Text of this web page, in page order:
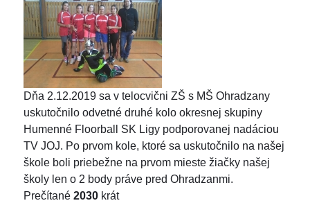
Dňa 2.12.2019 sa v telocvični ZŠ s MŠ Ohradzany
uskutočnilo odvetné druhé kolo okresnej skupiny
Humenné Floorball SK Ligy podporovanej nadáciou
TV JOJ. Po prvom kole, ktoré sa uskutočnilo na našej
škole boli priebežne na prvom mieste žiačky našej
školy len o 2 body práve pred Ohradzanmi.
Prečítané 2030 krát